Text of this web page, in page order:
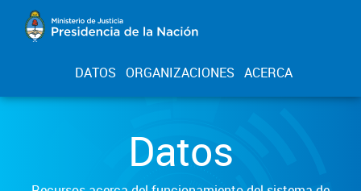
DATOS ORGANIZACIONES ACERCA
Datos